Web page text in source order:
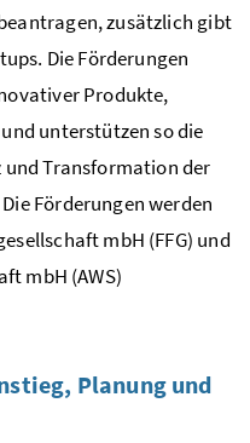
zusätzlich gibt
Die Förderungen
Produkte,
unterstützen so die
Transformation der
Förderungen werden
mbH (FFG) und
mbH (AWS)
Planung und